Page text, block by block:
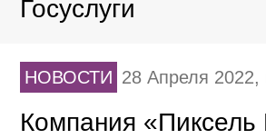
Госуслуги
НОВОСТИ 28 Апреля 2022,
Компания